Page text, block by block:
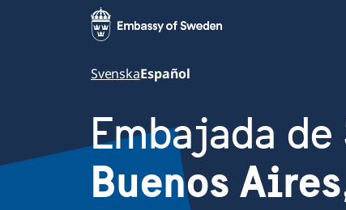
SvenskaEspañol
Embajada de
Buenos